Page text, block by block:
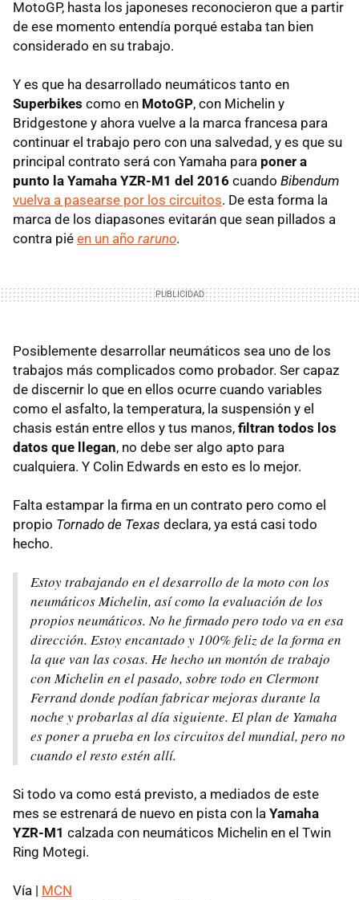
MotoGP, hasta los japoneses reconocieron que a partir
de ese momento entendía porqué estaba tan bien
considerado en su trabajo.
Y es que ha desarrollado neumáticos tanto en
Superbikes como en MotoGP, con Michelin y
Bridgestone y ahora vuelve a la marca francesa para
continuar el trabajo pero con una salvedad, y es que su
principal contrato será con Yamaha para poner a
punto la Yamaha YZR-M1 del 2016 cuando Bibendum
vuelva a pasearse por los circuitos. De esta forma la
marca de los diapasones evitarán que sean pillados a
contra pié en un año raruno.
Posiblemente desarrollar neumáticos sea uno de los
trabajos más complicados como probador. Ser capaz
de discernir lo que en ellos ocurre cuando variables
como el asfalto, la temperatura, la suspensión y el
chasis están entre ellos y tus manos, filtran todos los
datos que llegan, no debe ser algo apto para
cualquiera. Y Colin Edwards en esto es lo mejor.
Falta estampar la firma en un contrato pero como el
propio Tornado de Texas declara, ya está casi todo
hecho.
Estoy trabajando en el desarrollo de la moto con los
neumáticos Michelin, así como la evaluación de los
propios neumáticos. No he firmado pero todo va en esa
dirección. Estoy encantado y 100% feliz de la forma en
la que van las cosas. He hecho un montón de trabajo
con Michelin en el pasado, sobre todo en Clermont
Ferrand donde podían fabricar mejoras durante la
noche y probarlas al día siguiente. El plan de Yamaha
es poner a prueba en los circuitos del mundial, pero no
cuando el resto estén allí.
Si todo va como está previsto, a mediados de este
mes se estrenará de nuevo en pista con la Yamaha
YZR-M1 calzada con neumáticos Michelin en el Twin
Ring Motegi.
Vía | MCN